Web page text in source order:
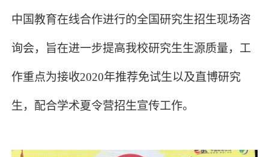
中国教育在线合作进行的全国研究生招生现场咨
询会， 旨在进一步提高我校研究生生源质量，工
作重点为接收2020年推荐免试生以及直博研究
生，配合学术夏令营招生宣传工作。